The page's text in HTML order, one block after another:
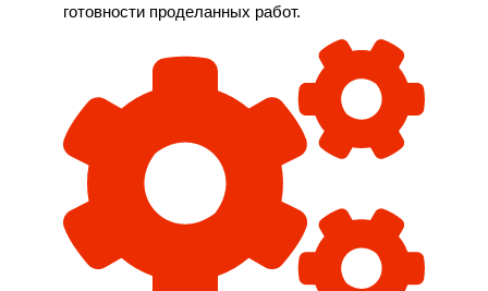
готовности проделанных работ.